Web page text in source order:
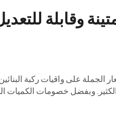
وقابلة
على واقيات ركبة
وبفضل خصومات الكميات